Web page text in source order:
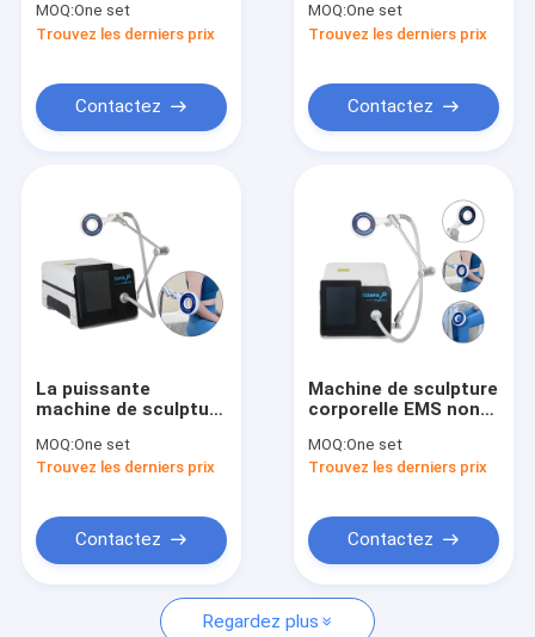
Demandez un devis
Machine d'épilation de laser de diode
Épilation triple de laser de longueur d'onde
Épilation au laser à impulsions longues
Machine partielle de laser de CO2
Machine de laser de picoseconde
Machines de PDT
fréquence réglables
MOQ:One set
Trouvez les derniers prix
Contactez
soulager la douleur
et sculpter le corps
MOQ:One set
Trouvez les derniers prix
Contactez
La puissante
machine de sculpture
argent 0-15Tesla
pour tonifier les
MOQ:One set
Trouvez les derniers prix
Contactez
Machine de sculpture
corporelle EMS non
pour réduire la
graisse et augmenter
MOQ:One set
Trouvez les derniers prix
Contactez
Regardez plus